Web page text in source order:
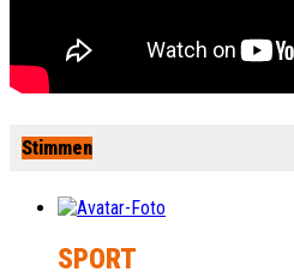
Stimmen
SPORT